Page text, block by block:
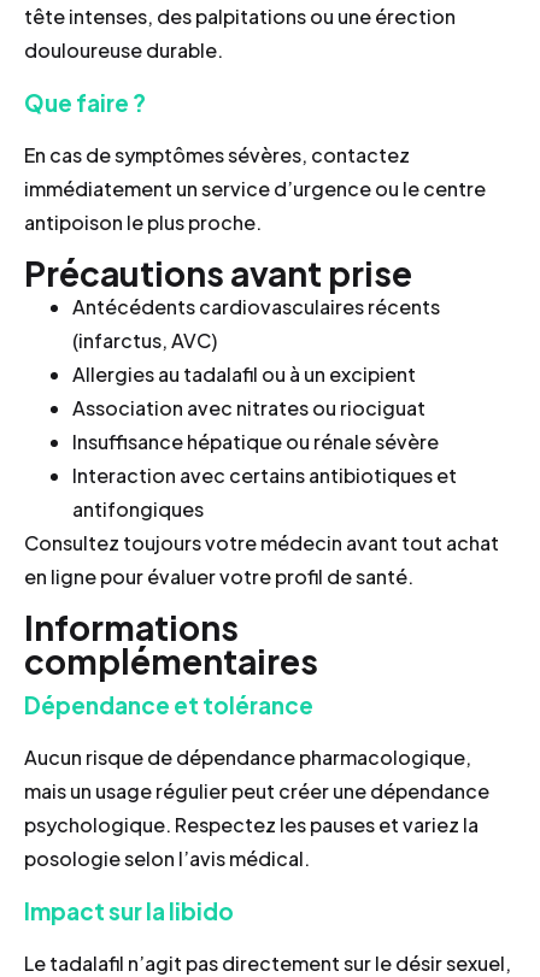
tête intenses, des palpitations ou une érection
douloureuse durable.
Que faire ?
En cas de symptômes sévères, contactez
immédiatement un service d’urgence ou le centre
antipoison le plus proche.
Précautions avant prise
Antécédents cardiovasculaires récents
(infarctus, AVC)
Allergies au tadalafil ou à un excipient
Association avec nitrates ou riociguat
Insuffisance hépatique ou rénale sévère
Interaction avec certains antibiotiques et
antifongiques
Consultez toujours votre médecin avant tout achat
en ligne pour évaluer votre profil de santé.
Informations
complémentaires
Dépendance et tolérance
Aucun risque de dépendance pharmacologique,
mais un usage régulier peut créer une dépendance
psychologique. Respectez les pauses et variez la
posologie selon l’avis médical.
Impact sur la libido
Le tadalafil n’agit pas directement sur le désir sexuel,